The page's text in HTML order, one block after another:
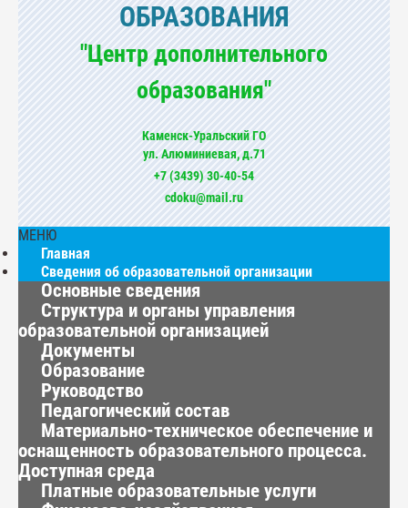
ОБРАЗОВАНИЯ
"Центр дополнительного
образования"
Каменск-Уральский ГО
ул. Алюминиевая, д.71
+7 (3439) 30-40-54
cdoku@mail.ru
МЕНЮ
Главная
Сведения об образовательной организации
Основные сведения
Структура и органы управления
образовательной организацией
Документы
Образование
Руководство
Педагогический состав
Материально-техническое обеспечение и
оснащенность образовательного процесса.
Доступная среда
Платные образовательные услуги